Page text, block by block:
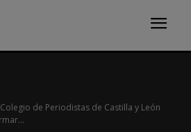
Colegio de Periodistas de Castilla y León